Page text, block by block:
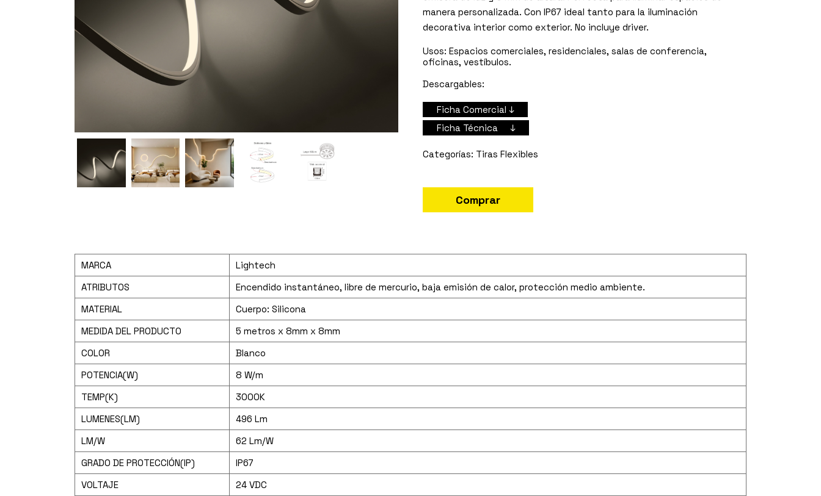
manera personalizada. Con IP67 ideal tanto para la iluminación
decorativa interior como exterior. No incluye driver.
Usos: Espacios comerciales, residenciales, salas de conferencia,
oficinas, vestíbulos.
Descargables:
Ficha Comercial ↓
Ficha Técnica ↓
Tiras Flexibles
Comprar
MARCA
Lightech
ATRIBUTOS
Encendido instantáneo, libre de mercurio, baja emisión de calor, protección medio ambiente.
MATERIAL
Cuerpo: Silicona
MEDIDA DEL PRODUCTO
5 metros x 8mm x 8mm
COLOR
Blanco
POTENCIA(W)
8 W/m
TEMP(K)
3000K
LUMENES(LM)
496 Lm
LM/W
62 Lm/W
GRADO DE PROTECCIÓN(IP)
IP67
VOLTAJE
24 VDC